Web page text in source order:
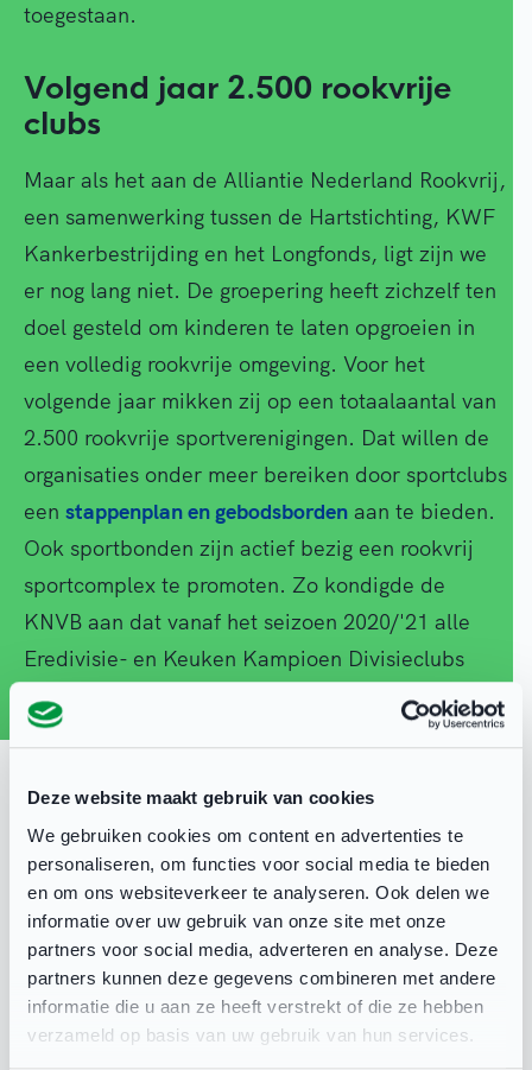
Deze website maakt gebruik van cookies
We gebruiken cookies om content en advertenties te
personaliseren, om functies voor social media te bieden
en om ons websiteverkeer te analyseren. Ook delen we
informatie over uw gebruik van onze site met onze
partners voor social media, adverteren en analyse. Deze
partners kunnen deze gegevens combineren met andere
informatie die u aan ze heeft verstrekt of die ze hebben
verzameld op basis van uw gebruik van hun services.
toegestaan.
Volgend jaar 2.500 rookvrije
clubs
Maar als het aan de Alliantie Nederland Rookvrij,
een samenwerking tussen de Hartstichting, KWF
Kankerbestrijding en het Longfonds, ligt zijn we
er nog lang niet. De groepering heeft zichzelf ten
doel gesteld om kinderen te laten opgroeien in
een volledig rookvrije omgeving. Voor het
volgende jaar mikken zij op een totaalaantal van
2.500 rookvrije sportverenigingen. Dat willen de
organisaties onder meer bereiken door sportclubs
een stappenplan en gebodsborden aan te bieden.
Ook sportbonden zijn actief bezig een rookvrij
sportcomplex te promoten. Zo kondigde de
KNVB aan dat vanaf het seizoen 2020/'21 alle
Eredivisie- en Keuken Kampioen Divisieclubs
rookvrij zijn.
De maand oktober is traditioneel de periode dat
het Longfonds rokers met de campagne Stoptober
uitdaagt om te stoppen met roken. De afgelopen
jaren hebben meer dan 275.000 rokers met
elkaar bewezen dat Stoptober werkt. De kracht
zit ‘m in het ‘samen doen’. Want, stoppen met
roken is makkelijker wanneer je dat samen met